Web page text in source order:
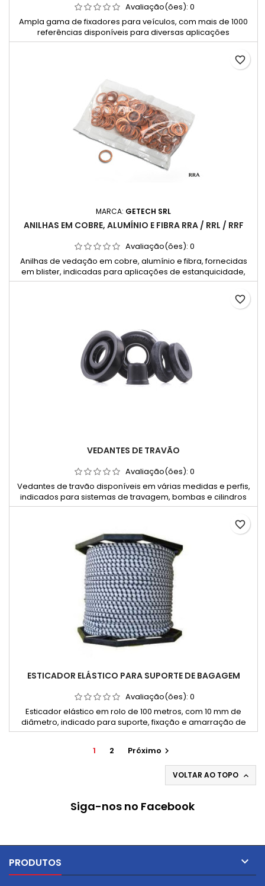
Avaliação(ões): 0
Ampla gama de fixadores para veículos, com mais de 1000
referências disponíveis para diversas aplicações
automóveis e industriais.
MARCA: GETECH SRL
ANILHAS EM COBRE, ALUMÍNIO E FIBRA RRA / RRL / RRF
Avaliação(ões): 0
Anilhas de vedação em cobre, alumínio e fibra, fornecidas
em blister, indicadas para aplicações de estanquicidade,
manutenção e montagem mecânica.
favorite_border
VEDANTES DE TRAVÃO
Avaliação(ões): 0
Vedantes de travão disponíveis em várias medidas e perfis,
indicados para sistemas de travagem, bombas e cilindros
hidráulicos.
favorite_border
ESTICADOR ELÁSTICO PARA SUPORTE DE BAGAGEM
Avaliação(ões): 0
Esticador elástico em rolo de 100 metros, com 10 mm de
diâmetro, indicado para suporte, fixação e amarração de
bagagem.
favorite_border
1 2 Próximo 
VOLTAR AO TOPO 
Siga-nos no Facebook
PRODUTOS 